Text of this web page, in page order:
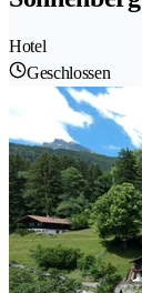
Hotel
Geschlossen